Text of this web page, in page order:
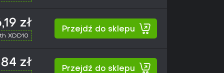
zł
XDD10
Przejdź do sklepu
zł
Przejdź do sklepu